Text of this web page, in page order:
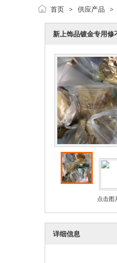
首页 > 供应产品 >
新上饰品镀金专用修
点击图
详细信息